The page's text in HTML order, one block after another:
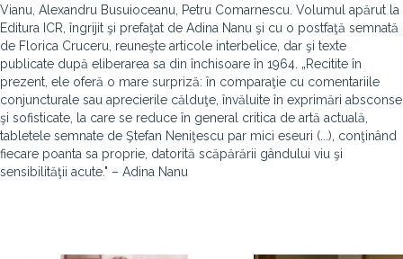
Vianu, Alexandru Busuioceanu, Petru Comarnescu. Volumul apărut la
Editura ICR, îngrijit şi prefaţat de Adina Nanu şi cu o postfaţă semnată
de Florica Cruceru, reuneşte articole interbelice, dar şi texte
publicate după eliberarea sa din închisoare în 1964. „Recitite în
prezent, ele oferă o mare surpriză: în comparaţie cu comentariile
conjuncturale sau aprecierile călduţe, învăluite în exprimări absconse
şi sofisticate, la care se reduce în general critica de artă actuală,
tabletele semnate de Ştefan Neniţescu par mici eseuri (...), conţinând
fiecare poanta sa proprie, datorită scăpărării gândului viu şi
sensibilităţii acute." – Adina Nanu